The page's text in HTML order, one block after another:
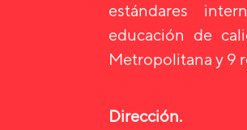
estándares
educación de
Metropolitana y 9
Dirección.